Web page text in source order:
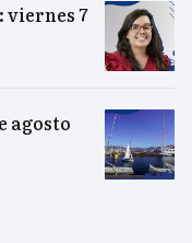
viernes 7
agosto